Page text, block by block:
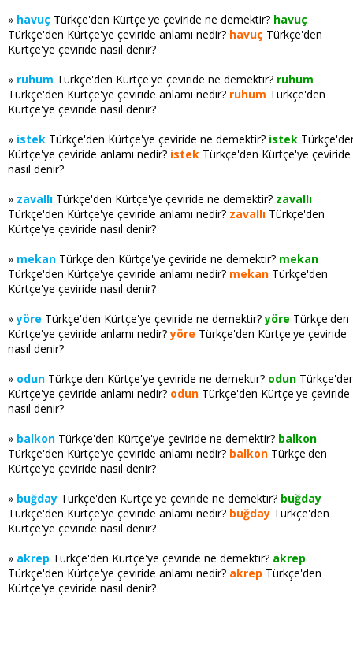
» havuç Türkçe'den Kürtçe'ye çeviride ne demektir? havuç
Türkçe'den Kürtçe'ye çeviride anlamı nedir? havuç Türkçe'den
Kürtçe'ye çeviride nasıl denir?
» ruhum Türkçe'den Kürtçe'ye çeviride ne demektir? ruhum
Türkçe'den Kürtçe'ye çeviride anlamı nedir? ruhum Türkçe'den
Kürtçe'ye çeviride nasıl denir?
» istek Türkçe'den Kürtçe'ye çeviride ne demektir? istek
Kürtçe'ye çeviride anlamı nedir? istek Türkçe'den Kürtçe'ye çeviride
nasıl denir?
» zavallı Türkçe'den Kürtçe'ye çeviride ne demektir? zavallı
Türkçe'den Kürtçe'ye çeviride anlamı nedir? zavallı Türkçe'den
Kürtçe'ye çeviride nasıl denir?
» mekan Türkçe'den Kürtçe'ye çeviride ne demektir? mekan
Türkçe'den Kürtçe'ye çeviride anlamı nedir? mekan Türkçe'den
Kürtçe'ye çeviride nasıl denir?
»yöre Türkçe'den Kürtçe'ye çeviride ne demektir?yöre Türkçe'den
Kürtçe'ye çeviride anlamı nedir?yöre Türkçe'den Kürtçe'ye çeviride
nasıl denir?
» odun Türkçe'den Kürtçe'ye çeviride ne demektir? odun
Kürtçe'ye çeviride anlamı nedir? odun Türkçe'den Kürtçe'ye çeviride
nasıl denir?
» balkon Türkçe'den Kürtçe'ye çeviride ne demektir? balkon
Türkçe'den Kürtçe'ye çeviride anlamı nedir? balkon Türkçe'den
Kürtçe'ye çeviride nasıl denir?
» buğday Türkçe'den Kürtçe'ye çeviride ne demektir? buğday
Türkçe'den Kürtçe'ye çeviride anlamı nedir? buğday Türkçe'den
Kürtçe'ye çeviride nasıl denir?
» akrep Türkçe'den Kürtçe'ye çeviride ne demektir? akrep
Türkçe'den Kürtçe'ye çeviride anlamı nedir? akrep Türkçe'den
Kürtçe'ye çeviride nasıl denir?